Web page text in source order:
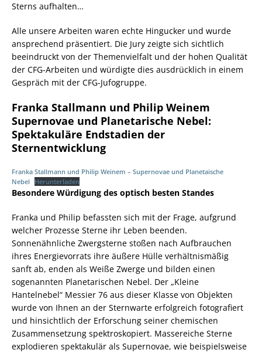
Sterns aufhalten…
Alle unsere Arbeiten waren echte Hingucker und wurde
ansprechend präsentiert. Die Jury zeigte sich sichtlich
beeindruckt von der Themenvielfalt und der hohen Qualität
der CFG-Arbeiten und würdigte dies ausdrücklich in einem
Gespräch mit der CFG-Jufogruppe.
Franka Stallmann und Philip Weinem
Supernovae und Planetarische Nebel:
Spektakuläre Endstadien der
Sternentwicklung
Franka Stallmann und Philip Weinem – Supernovae und Planetaische
Nebel Herunterladen
Besondere Würdigung des optisch besten Standes
Franka und Philip befassten sich mit der Frage, aufgrund
welcher Prozesse Sterne ihr Leben beenden.
Sonnenähnliche Zwergsterne stoßen nach Aufbrauchen
ihres Energievorrats ihre äußere Hülle verhältnismäßig
sanft ab, enden als Weiße Zwerge und bilden einen
sogenannten Planetarischen Nebel. Der „Kleine
Hantelnebel“ Messier 76 aus dieser Klasse von Objekten
wurde von Ihnen an der Sternwarte erfolgreich fotografiert
und hinsichtlich der Erforschung seiner chemischen
Zusammensetzung spektroskopiert. Massereiche Sterne
explodieren spektakulär als Supernovae, wie beispielsweise